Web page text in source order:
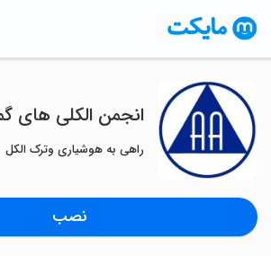
‏انجمن الکلی های
راهی به هوشیاری وترک الکل
نصب